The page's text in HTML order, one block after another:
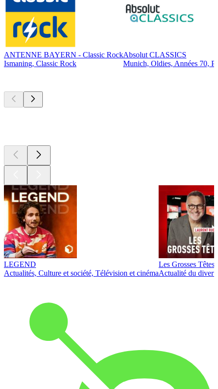
ANTENNE BAYERN - Classic Rock
Ismaning, Classic Rock
Absolut CLASSICS
Munich, Oldies, Années 70,
LEGEND
Actualités, Culture et société, Télévision et cinéma
Les Grosses Têtes
Actualité du